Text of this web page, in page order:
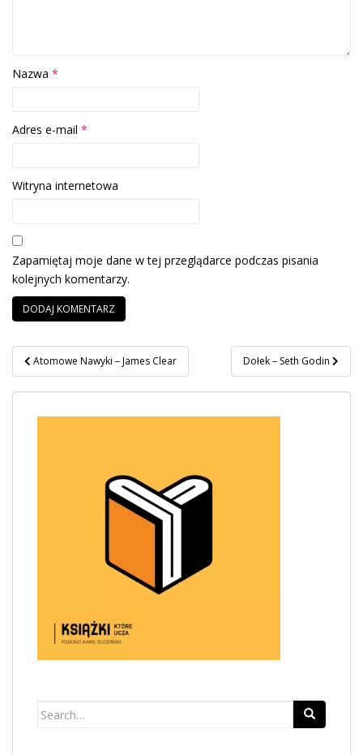
Nazwa *
Adres e-mail *
Witryna internetowa
Zapamiętaj moje dane w tej przeglądarce podczas pisania
kolejnych komentarzy.
Nawigacja
wpisu
Atomowe Nawyki – James Clear Dołek – Seth Godin
Search